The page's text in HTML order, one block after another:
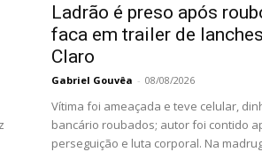
Ladrão é preso após
faca em trailer de
Claro
Gabriel Gouvêa - 08/08/2026
Vítima foi ameaçada e teve celular,
bancário roubados; autor foi contido
perseguição e luta corporal. Na